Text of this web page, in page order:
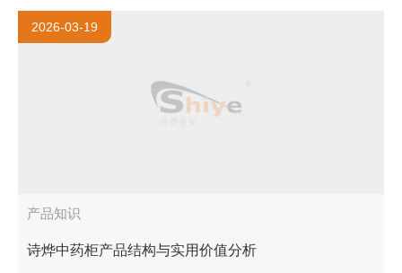
的核心配套家具，绝非普通收纳家具可比。上海诗烨深耕医用
家具..
2026-03-19
产品知识
诗烨中药柜产品结构与实用价值分析